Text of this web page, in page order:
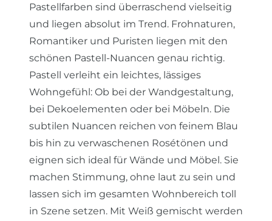
Pastellfarben sind überraschend vielseitig
und liegen absolut im Trend. Frohnaturen,
Romantiker und Puristen liegen mit den
schönen Pastell-Nuancen genau richtig.
Pastell verleiht ein leichtes, lässiges
Wohngefühl: Ob bei der Wandgestaltung,
bei Dekoelementen oder bei Möbeln. Die
subtilen Nuancen reichen von feinem Blau
bis hin zu verwaschenen Rosétönen und
eignen sich ideal für Wände und Möbel. Sie
machen Stimmung, ohne laut zu sein und
lassen sich im gesamten Wohnbereich toll
in Szene setzen. Mit Weiß gemischt werden